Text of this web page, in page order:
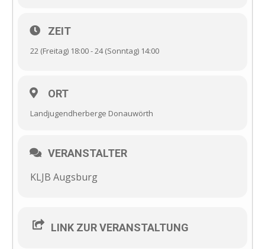
Anmeldeschluss ist der 7. März 2019
ZEIT
22 (Freitag) 18:00 - 24 (Sonntag) 14:00
ORT
Landjugendherberge Donauwörth
VERANSTALTER
KLJB Augsburg
LINK ZUR VERANSTALTUNG